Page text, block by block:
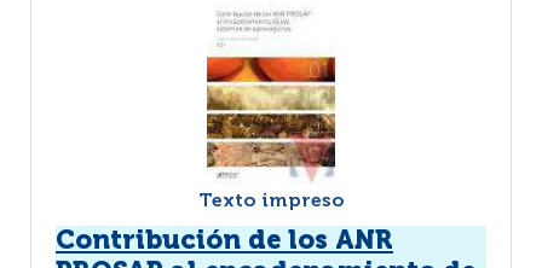
Texto impreso
Contribución de los ANR